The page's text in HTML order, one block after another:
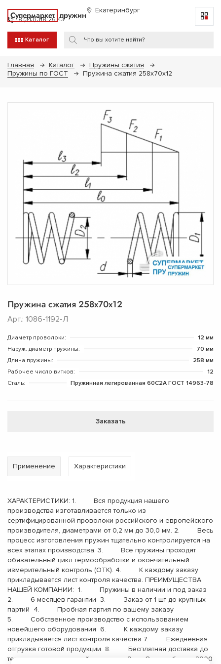
Супермаркет пружин Екатеринбург
8 (343) 318-26-43
Каталог
Главная Каталог
Пружины сжатия
Пружины по ГОСТ
Пружина сжатия 258х70х12
Пружина сжатия 258х70х12
Арт.: 1086-1192-Л
Диаметр проволоки:
12 мм
Наруж. диаметр пружины:
70 мм
Длина пружины:
258 мм
Рабочее число витков:
12
Сталь:
Пружинная легированная 60С2А ГОСТ 14963-78
Заказать
Применение Характеристики
ХАРАКТЕРИСТИКИ: 1. Вся продукция нашего
производства изготавливается только из
сертифицированной проволоки российского и европейского
производителя, диаметрами от 0,2 мм до 30,0 мм. 2. Весь
процесс изготовления пружин тщательно контролируется на
всех этапах производства. 3. Все пружины проходят
обязательный цикл термообработки и окончательный
измерительный контроль (ОТК). 4. К каждому заказу
прикладывается лист контроля качества. ПРЕИМУЩЕСТВА
НАШЕЙ КОМПАНИИ: 1. Пружины в наличии и под заказ
2. 6 месяцев гарантии 3. Заказ от 1 шт до крупных
партий 4. Пробная партия по вашему заказу
5. Собственное производство с использованием
новейшего оборудования 6. К каждому заказу
прикладывается лист контроля качества 7. Ежедневная
отгрузка готовой продукции 8. Бесплатная доставка до
терминала транспортной компании 9. Опыт работы с 2000